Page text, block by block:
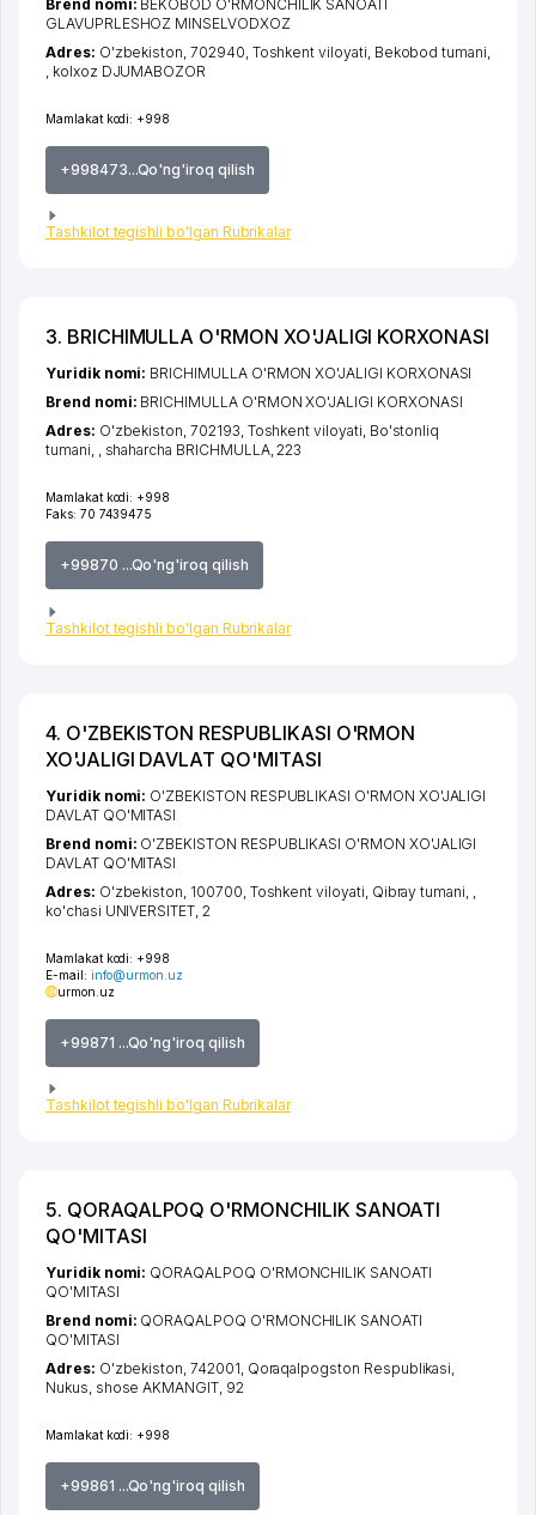
Mamlakat kodi: +998
+998473...Qo'ng'iroq qilish
Tashkilot tegishli bo'lgan Rubrikalar
Brend nomi: BEKOBOD O'RMONCHILIK SANOATI
GLAVUPRLESHOZ MINSELVODXOZ
Adres: O'zbekiston, 702940, Toshkent viloyati, Bekobod tumani,
, kolxoz DJUMABOZOR
3. BRICHIMULLA O'RMON XO'JALIGI KORXONASI
Mamlakat kodi: +998
Faks: 70 7439475
+99870 ...Qo'ng'iroq qilish
Tashkilot tegishli bo'lgan Rubrikalar
Yuridik nomi: BRICHIMULLA O'RMON XO'JALIGI KORXONASI
Brend nomi: BRICHIMULLA O'RMON XO'JALIGI KORXONASI
Adres: O'zbekiston, 702193, Toshkent viloyati, Bo'stonliq
tumani, , shaharcha BRICHMULLA, 223
4. O'ZBEKISTON RESPUBLIKASI O'RMON
XO'JALIGI DAVLAT QO'MITASI
Mamlakat kodi: +998
E-mail: info@urmon.uz
urmon.uz
+99871 ...Qo'ng'iroq qilish
Tashkilot tegishli bo'lgan Rubrikalar
Yuridik nomi: O'ZBEKISTON RESPUBLIKASI O'RMON XO'JALIGI
DAVLAT QO'MITASI
Brend nomi: O'ZBEKISTON RESPUBLIKASI O'RMON XO'JALIGI
DAVLAT QO'MITASI
Adres: O'zbekiston, 100700, Toshkent viloyati Qibray tumani
ko'chasi UNIVERSITET , 2
5. QORAQALPOQ O'RMONCHILIK SANOATI
QO'MITASI
Mamlakat kodi: +998
+99861 ...Qo'ng'iroq qilish
Yuridik nomi: QORAQALPOQ O'RMONCHILIK SANOATI
QO'MITASI
Brend nomi: QORAQALPOQ O'RMONCHILIK SANOATI
QO'MITASI
Adres: O'zbekiston, 742001, Qoraqalpogston Respublikasi
Nukus shose AKMANGIT, 92